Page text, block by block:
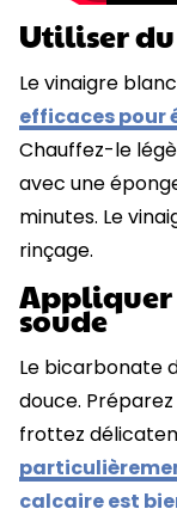
Utiliser
Le vinaigre
efficaces pour
Chauffez-le
avec une
minutes. Le
rinçage.
soude
Le bicarbonate
douce.
frottez
calcaire est